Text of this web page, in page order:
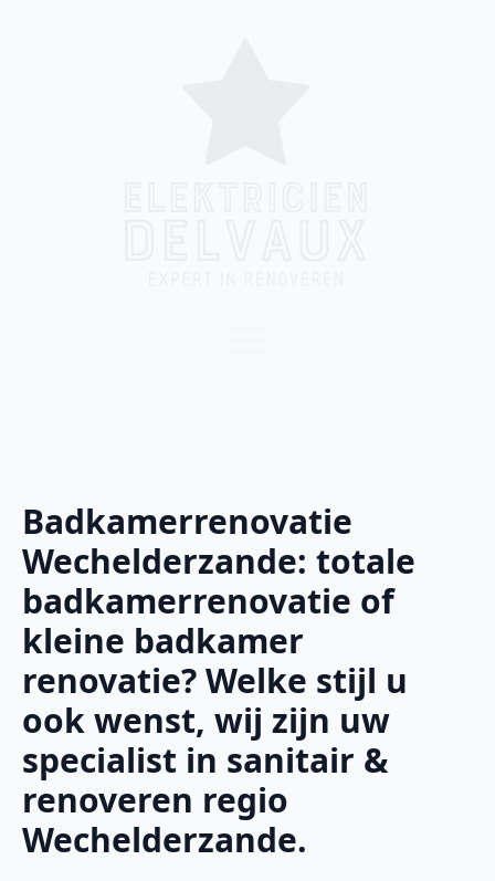
Badkamerrenovatie
Wechelderzande: totale
badkamerrenovatie of
kleine badkamer
renovatie? Welke stijl u
ook wenst, wij zijn uw
specialist in sanitair &
renoveren regio
Wechelderzande.